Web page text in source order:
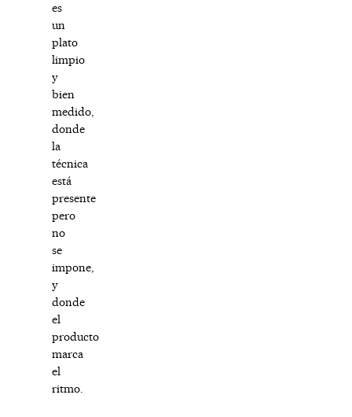
es
un
plato
limpio
y
bien
medido,
donde
la
técnica
está
presente
pero
no
se
impone,
y
donde
el
producto
marca
el
ritmo.